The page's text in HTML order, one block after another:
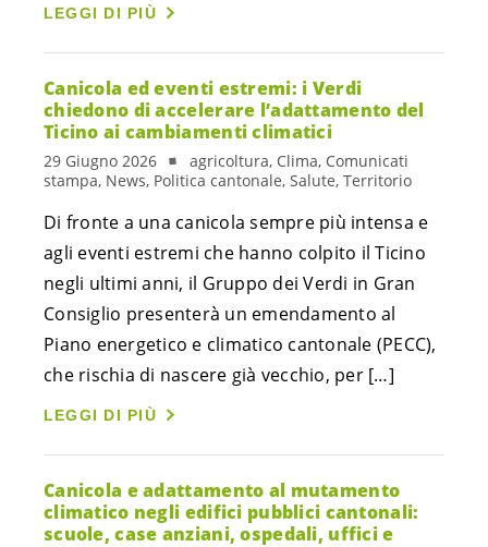
LEGGI DI PIÙ
Canicola ed eventi estremi: i Verdi
chiedono di accelerare l’adattamento del
Ticino ai cambiamenti climatici
29 Giugno 2026
agricoltura, Clima, Comunicati
stampa, News, Politica cantonale, Salute, Territorio
Di fronte a una canicola sempre più intensa e
agli eventi estremi che hanno colpito il Ticino
negli ultimi anni, il Gruppo dei Verdi in Gran
Consiglio presenterà un emendamento al
Piano energetico e climatico cantonale (PECC),
che rischia di nascere già vecchio, per […]
LEGGI DI PIÙ
Canicola e adattamento al mutamento
climatico negli edifici pubblici cantonali:
scuole, case anziani, ospedali, uffici e